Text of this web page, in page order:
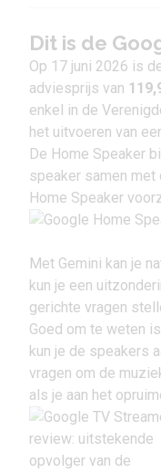
Dit is de
Op 17 juni 2026 is
adviesprijs van
enkel in de
het uitvoeren van
De Home Speaker
speaker samen met
Home Speaker
Met Gemini kan je
kun je een
gerichte vragen
Goed om te weten
kun je de speakers
vragen om de
als je aan het